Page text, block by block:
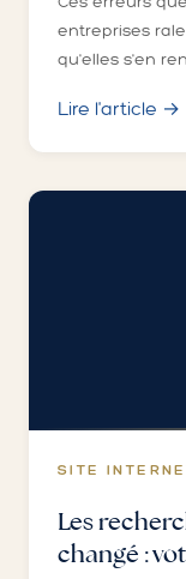
entreprises
qu'elles s'en
Lire l'article →
SITE
Les
changé :